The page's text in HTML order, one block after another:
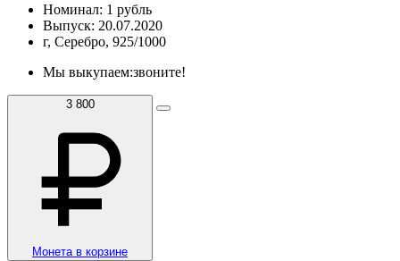
Номинал: 1 рубль
Выпуск: 20.07.2020
г, Серебро, 925/1000
Мы выкупаем:звоните!
3 800
Монета в корзине